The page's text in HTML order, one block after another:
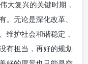
大复兴的关键时期，
。无论是深化改革、
维护社会和谐稳定，
有担当，再好的规划